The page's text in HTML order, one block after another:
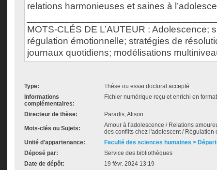
relations harmonieuses et saines à
MOTS-CLÉS DE L’AUTEUR : Adolescence;
régulation émotionnelle; stratégies de
journaux quotidiens; modélisations
Type:
Thèse ou essai doctoral accepté
Informations
complémentaires:
Fichier numérique reçu et enrichi en
Directeur de thèse: Paradis, Alison
Mots-clés ou Sujets:
Amour à l'adolescence / Relations
des conflits chez l'adolescent / Régulation
Unité d'appartenance:
Faculté des sciences humaines >
Déposé par:
Service des bibliothèques
Date de dépôt:
19 févr. 2024 13:19